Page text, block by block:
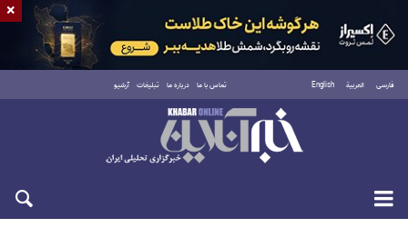
فارسی العربية English تماس با ما درباره ما تبلیغات آرشیو
جمعه ۱۶ مرداد ۱۴۰۵
×